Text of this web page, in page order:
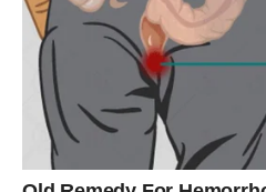
Možeš doneti važnu ličnu
objašnjavaš svima, da ne
ne slušaju, ili da konačno
jeziku već dugo. Karma te
koja dolazi iz autentičnosti.